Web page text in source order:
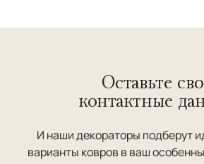
Оставьте
контактные
И наши декораторы подберут
варианты ковров в ваш